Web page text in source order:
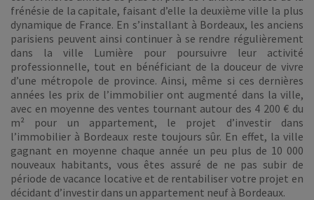
frénésie de la capitale, faisant d’elle la deuxième ville la plus
dynamique de France. En s’installant à Bordeaux, les anciens
parisiens peuvent ainsi continuer à se rendre régulièrement
dans la ville Lumière pour poursuivre leur activité
professionnelle, tout en bénéficiant de la douceur de vivre
d’une métropole de province. Ainsi, même si ces dernières
années les prix de l’immobilier ont augmenté dans la ville,
avec en moyenne des ventes tournant autour des 4 200 € du
m² pour un appartement, le projet d’investir dans
l’immobilier à Bordeaux reste toujours sûr. En effet, la ville
gagnant en moyenne chaque année un peu plus de 10 000
nouveaux habitants, vous êtes assuré de ne pas subir de
période de vacance locative et de rentabiliser votre projet en
décidant d’investir dans un appartement neuf à Bordeaux.